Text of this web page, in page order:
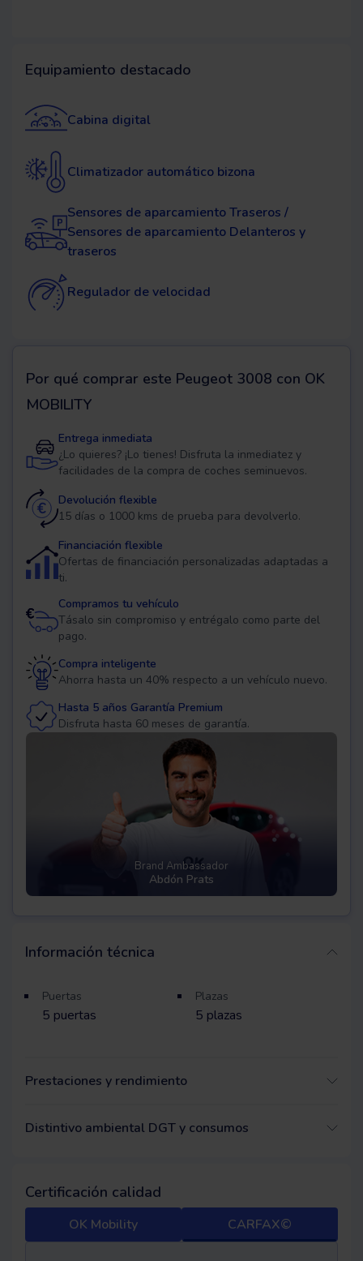
Equipamiento destacado
Cabina digital
Climatizador automático bizona
Sensores de aparcamiento Traseros /
Sensores de aparcamiento Delanteros y
traseros
Regulador de velocidad
Por qué comprar este Peugeot 3008 con OK
MOBILITY
Entrega inmediata
¿Lo quieres? ¡Lo tienes! Disfruta la inmediatez y
facilidades de la compra de coches seminuevos.
Devolución flexible
15 días o 1000 kms de prueba para devolverlo.
Financiación flexible
Ofertas de financiación personalizadas adaptadas a
ti.
Compramos tu vehículo
Tásalo sin compromiso y entrégalo como parte del
pago.
Compra inteligente
Ahorra hasta un 40% respecto a un vehículo nuevo.
Hasta 5 años Garantía Premium
Disfruta hasta 60 meses de garantía.
Brand Ambassador
Abdón Prats
Información técnica
Puertas
5 puertas
Plazas
5 plazas
Prestaciones y rendimiento
Distintivo ambiental DGT y consumos
Certificación calidad
OK Mobility CARFAX©